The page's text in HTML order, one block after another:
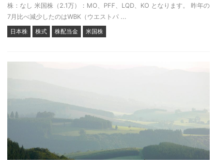
株：なし 米国株（2.1万）：MO、PFF、LQD、KO となります。 昨年の
7月比べ減少したのはWBK（ウエストパ ...
日本株 株式 株配当金 米国株